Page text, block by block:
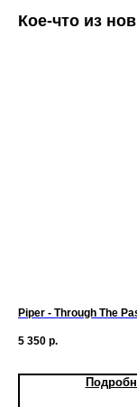
Кое-что из
Piper - Through The
5 350 р.